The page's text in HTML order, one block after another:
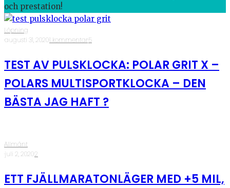
och prestation!
Löpning
·augusti 31, 2020·1 kommentar·5
TEST AV PULSKLOCKA: POLAR GRIT X –
POLARS MULTISPORTKLOCKA – DEN
BÄSTA JAG HAFT ?
Allmänt
·juli 2, 2020·2
ETT FJÄLLMARATONLÄGER MED +5 MIL,